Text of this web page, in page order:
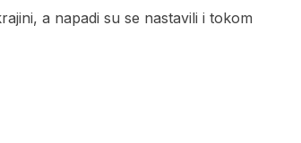
a napadi su se nastavili i tokom